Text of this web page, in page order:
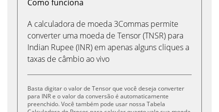
Como funciona
A calculadora de moeda 3Commas permite
converter uma moeda de Tensor (TNSR) para
Indian Rupee (INR) em apenas alguns cliques a
taxas de câmbio ao vivo
Basta digitar o valor de Tensor que você deseja converter
para INR e o valor da conversão é automaticamente
preenchido. Você também pode usar nossa Tabela